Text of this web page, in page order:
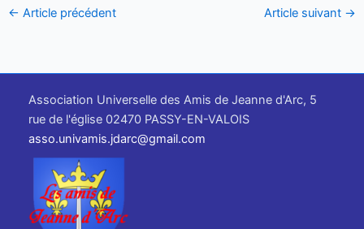
← Article précédent Article suivant →
Association Universelle des Amis de Jeanne d'Arc, 5
rue de l'église 02470 PASSY-EN-VALOIS
asso.univamis.jdarc@gmail.com